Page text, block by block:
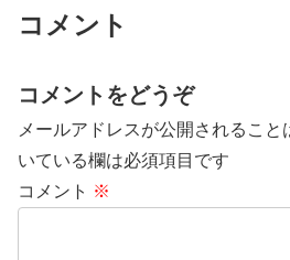
コメント
コメントをどうぞ
メールアドレスが公開されること
いている欄は必須項目です
コメント ※